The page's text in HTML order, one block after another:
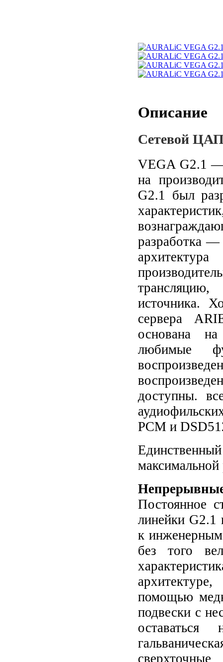
Описание
Сетевой
VEGA G2.1 —
на
G2.1 был
разработка —
источника.
сервера
основана
любимые
доступны.
PCM и
Постоянное
линейки G2.1
к
без того
помощью
подвески с
оставаться